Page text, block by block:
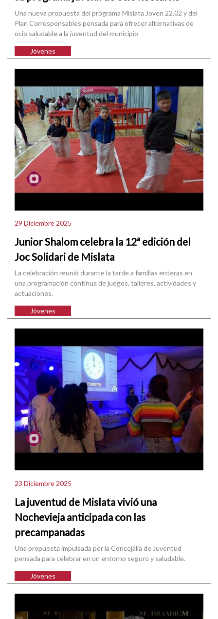
Una nueva propuesta del programa Mislata Joven 22.02 y del
Plan Corresponsables pensada para ofrecer alternativas de
ocio saludable a la juventud del municipio
Jóvenes
29 Diciembre 2025
Junior Shalom celebra la 12ª edición del
Joc Solidari de Mislata
La celebración reunió durante la tarde a familias enteras en
una programación continua de juegos, talleres, actividades y
actuaciones.
Jóvenes
23 Diciembre 2025
La juventud de Mislata vivió una
Nochevieja anticipada con las
precampanadas
Una propuesta impulsada por la Concejalía de Juventud
pensada para celebrar en un entorno seguro y saludable.
Jóvenes